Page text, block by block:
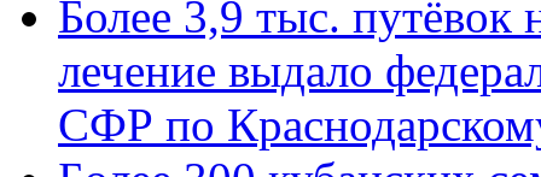
Более 3,9 тыс. путёвок
лечение выдало
СФР по